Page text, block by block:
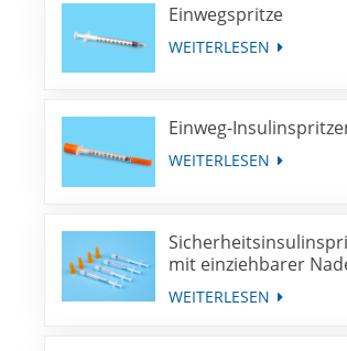
Einwegspritze
WEITERLESEN
Einweg-
WEITERLESEN
mit einziehbarer
WEITERLESEN